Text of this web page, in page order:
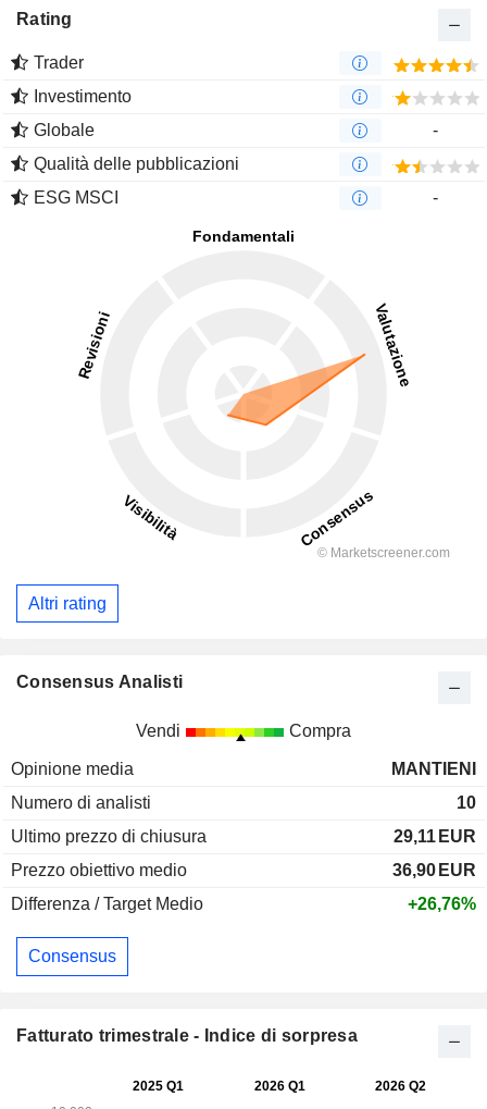
Rating
Trader
Investimento
Globale
-
Qualità delle pubblicazioni
ESG MSCI
-
Altri rating
Consensus Analisti
Vendi Compra
Opinione media
MANTIENI
Numero di analisti
10
Ultimo prezzo di chiusura
29,11 EUR
Prezzo obiettivo medio
36,90 EUR
Differenza / Target Medio
+26,76%
Consensus
Fatturato trimestrale - Indice di sorpresa